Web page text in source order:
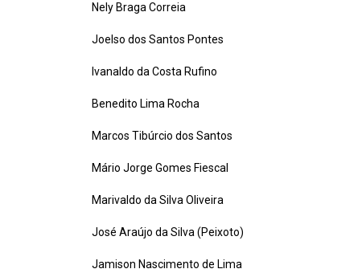
Nely Braga Correia
Joelso dos Santos Pontes
Ivanaldo da Costa Rufino
Benedito Lima Rocha
Marcos Tibúrcio dos Santos
Mário Jorge Gomes Fiescal
Marivaldo da Silva Oliveira
José Araújo da Silva (Peixoto)
Jamison Nascimento de Lima